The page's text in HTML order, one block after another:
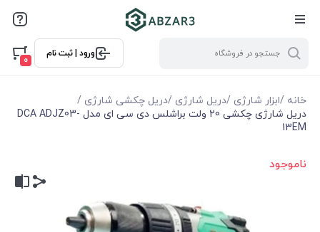
ورود | ثبت نام
0
خانه /ابزار شارژی /دریل شارژی /دریل چکشی شارژی /
دریل شارژی چکشی 20 ولت براشلس دی سی ای مدل DCA ADJZ03-
13EM
ناموجود